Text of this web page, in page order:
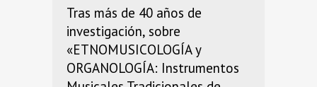
Tras más de 40 años de
investigación, sobre
«ETNOMUSICOLOGÍA y
ORGANOLOGÍA: Instrumentos